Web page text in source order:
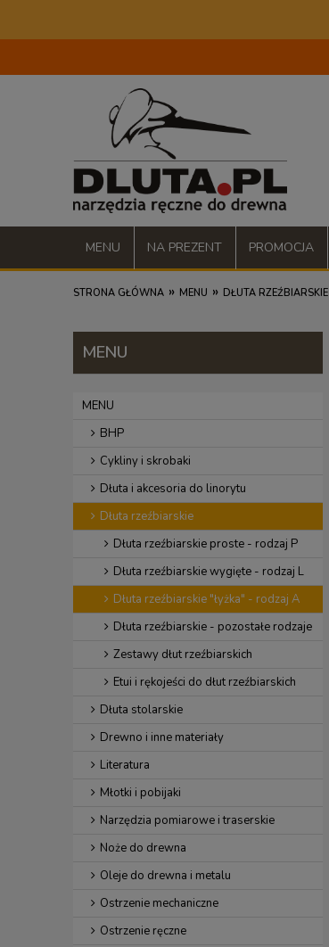
MENU NA PREZENT PROMOCJA
STRONA GŁÓWNA » MENU » DŁUTA RZEŹBIARSKIE
MENU
MENU
BHP
Cykliny i skrobaki
Dłuta i akcesoria do linorytu
Dłuta rzeźbiarskie
Dłuta rzeźbiarskie proste - rodzaj P
Dłuta rzeźbiarskie wygięte - rodzaj L
Dłuta rzeźbiarskie "łyżka" - rodzaj A
Dłuta rzeźbiarskie - pozostałe rodzaje
Zestawy dłut rzeźbiarskich
Etui i rękojeści do dłut rzeźbiarskich
Dłuta stolarskie
Drewno i inne materiały
Literatura
Młotki i pobijaki
Narzędzia pomiarowe i traserskie
Noże do drewna
Oleje do drewna i metalu
Ostrzenie mechaniczne
Ostrzenie ręczne